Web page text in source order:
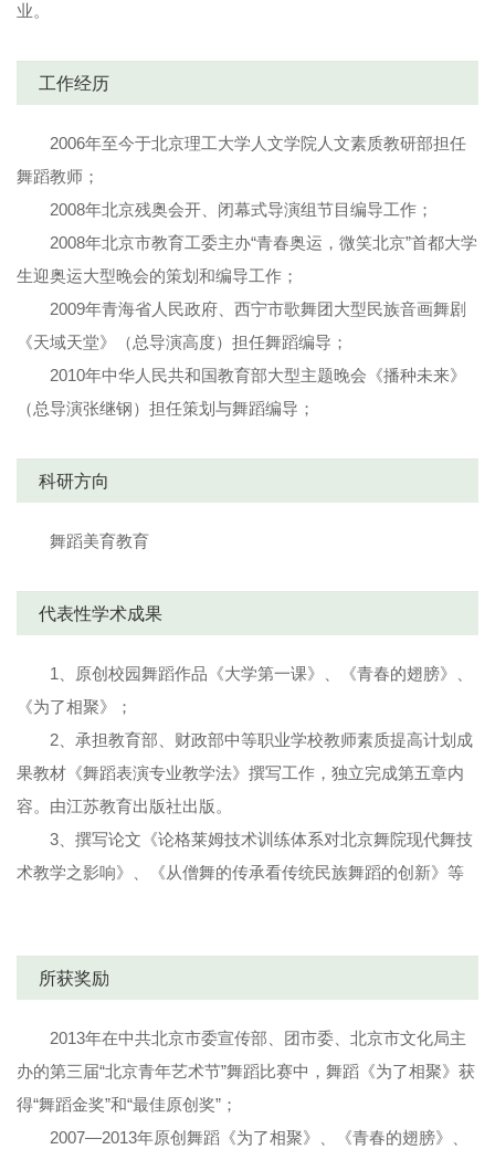
业。
工作经历
2006年至今于北京理工大学人文学院人文素质教研部担任
舞蹈教师；
2008年北京残奥会开、闭幕式导演组节目编导工作；
2008年北京市教育工委主办“青春奥运，微笑北京”首都大学
生迎奥运大型晚会的策划和编导工作；
2009年青海省人民政府、西宁市歌舞团大型民族音画舞剧
《天域天堂》（总导演高度）担任舞蹈编导；
2010年中华人民共和国教育部大型主题晚会《播种未来》
（总导演张继钢）担任策划与舞蹈编导；
科研方向
舞蹈美育教育
代表性学术成果
1、原创校园舞蹈作品《大学第一课》、《青春的翅膀》、
《为了相聚》；
2、承担教育部、财政部中等职业学校教师素质提高计划成
果教材《舞蹈表演专业教学法》撰写工作，独立完成第五章内
容。由江苏教育出版社出版。
3、撰写论文《论格莱姆技术训练体系对北京舞院现代舞技
术教学之影响》、《从僧舞的传承看传统民族舞蹈的创新》等
所获奖励
2013年在中共北京市委宣传部、团市委、北京市文化局主
办的第三届“北京青年艺术节”舞蹈比赛中，舞蹈《为了相聚》获
得“舞蹈金奖”和“最佳原创奖”；
2007—2013年原创舞蹈《为了相聚》、《青春的翅膀》、